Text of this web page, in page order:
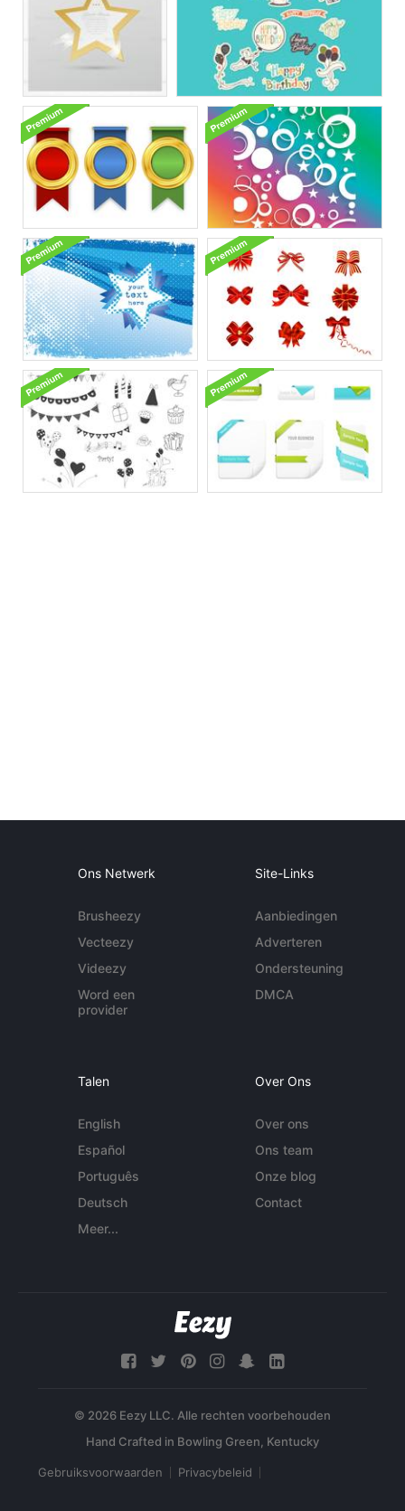
Ons Netwerk
Brusheezy
Vecteezy
Videezy
Word een
provider
Site-Links
Aanbiedingen
Adverteren
Ondersteuning
DMCA
Talen
English
Español
Português
Deutsch
Meer...
Over Ons
Over ons
Ons team
Onze blog
Contact
© 2026 Eezy LLC. Alle rechten voorbehouden
Gebruiksvoorwaarden Privacybeleid